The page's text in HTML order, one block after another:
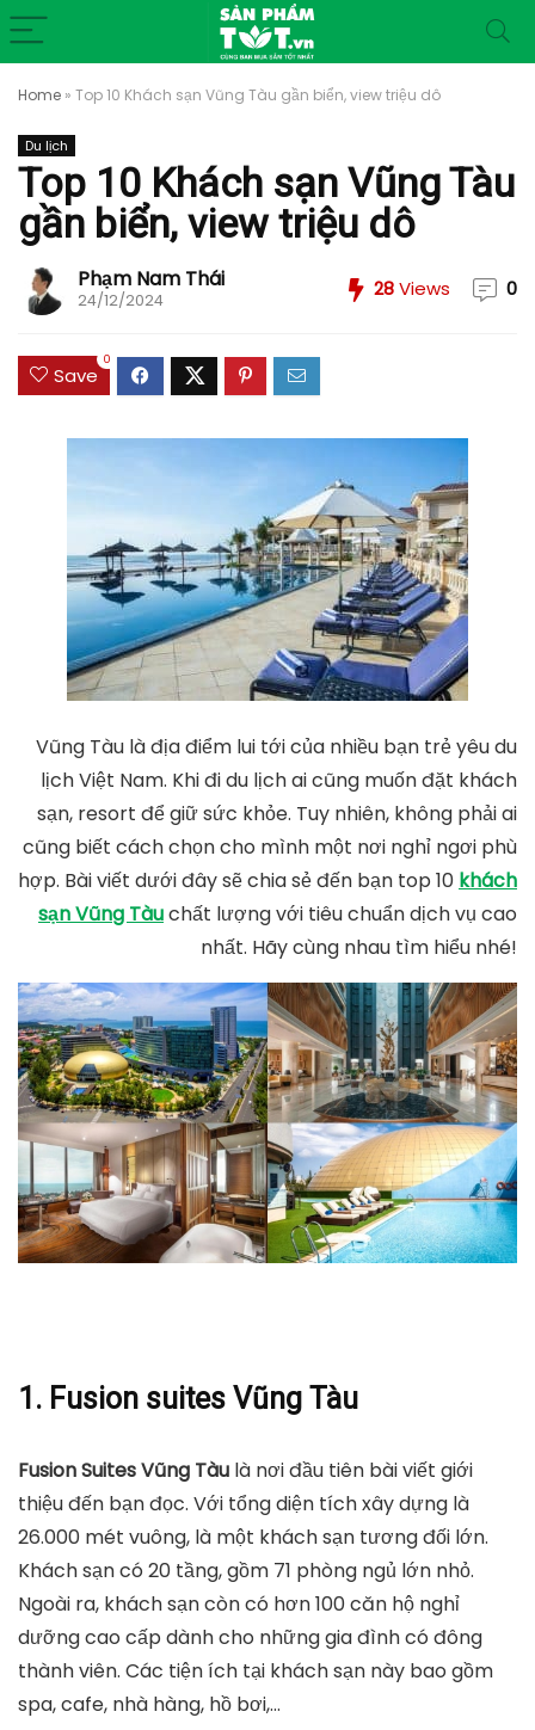
Home » Top 10 Khách sạn Vũng Tàu gần biển, view triệu dô
Du lịch
Top 10 Khách sạn Vũng Tàu
gần biển, view triệu dô
Phạm Nam Thái
24/12/2024 28Views 0
Save
0
Vũng Tàu là địa điểm lui tới của nhiều bạn trẻ yêu du
lịch Việt Nam. Khi đi du lịch ai cũng muốn đặt khách
sạn, resort để giữ sức khỏe. Tuy nhiên, không phải ai
cũng biết cách chọn cho mình một nơi nghỉ ngơi phù
hợp. Bài viết dưới đây sẽ chia sẻ đến bạn top 10 khách
sạn Vũng Tàuchất lượng với tiêu chuẩn dịch vụ cao
nhất. Hãy cùng nhau tìm hiểu nhé!
1. Fusion suites Vũng Tàu
Fusion Suites Vũng Tàu là nơi đầu tiên bài viết giới
thiệu đến bạn đọc. Với tổng diện tích xây dựng là
26.000 mét vuông, là một khách sạn tương đối lớn.
Khách sạn có 20 tầng, gồm 71 phòng ngủ lớn nhỏ.
Ngoài ra, khách sạn còn có hơn 100 căn hộ nghỉ
dưỡng cao cấp dành cho những gia đình có đông
thành viên. Các tiện ích tại khách sạn này bao gồm
spa, cafe, nhà hàng, hồ bơi,…